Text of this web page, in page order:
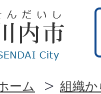
ーム 組織